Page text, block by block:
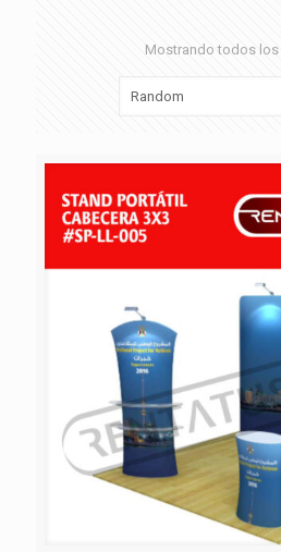
Mostrando todos los